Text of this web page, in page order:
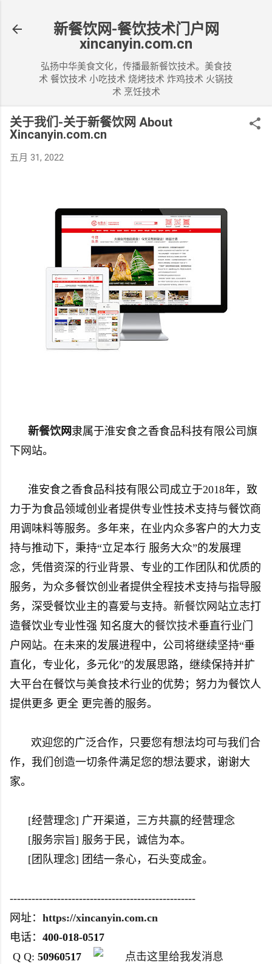
新餐饮网-餐饮技术门户网
xincanyin.com.cn
弘扬中华美食文化，传播最新餐饮技术。美食技
术 餐饮技术 小吃技术 烧烤技术 炸鸡技术 火锅技
术 烹饪技术
关于我们-关于新餐饮网 About
Xincanyin.com.cn
五月 31, 2022
新餐饮网隶属于淮安食之香食品科技有限公司旗
下网站。
淮安食之香食品科技有限公司成立于2018年，致
力于为食品领域创业者提供专业性技术支持与餐饮商
用调味料等服务。多年来，在业内众多客户的大力支
持与推动下，秉持“立足本行 服务大众”的发展理
念，凭借资深的行业背景、专业的工作团队和优质的
服务，为众多餐饮创业者提供全程技术支持与指导服
务，深受餐饮业主的喜爱与支持。 新餐饮 网站立志打
造餐饮业专业性强 知名度大的餐饮技术垂直行业门
户网站。在未来的发展进程中，公司将继续坚持“垂
直化，专业化，多元化”的发展思路，继续保持并扩
大平台在餐饮与美食技术行业的优势；努力为餐饮人
提供更多 更全 更完善的服务。
欢迎您的广泛合作，只要您有想法均可与我们合
作，我们创造一切条件满足您的想法要求，谢谢大
家。
[经营理念] 广开渠道，三方共赢的经营理念
[服务宗旨] 服务于民，诚信为本。
[团队理念] 团结一条心，石头变成金。
---------------------------------------------------
网址： https://xincanyin.com.cn
电话： 400-018-0517
Q Q: 50960517